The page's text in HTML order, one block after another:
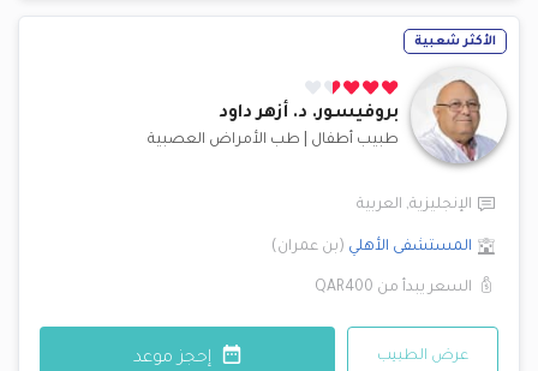
الأكثر شعبية
بروفيسور. د. أزهر داود
طبيب أطفال طب الأمراض العصبية
الإنجليزية, العربية
المستشفى الأهلي (بن عمران)
السعر يبدأ من QAR400
عرض الطبيب إحجز موعد